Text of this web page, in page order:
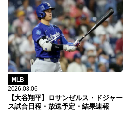
MLB
2026.08.06
【大谷翔平】ロサンゼルス・ドジャー
ス試合日程・放送予定・結果速報